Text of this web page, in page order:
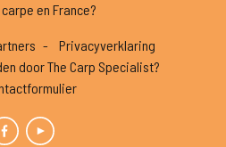
en France?
Privacyverklaring
door The Carp Specialist?